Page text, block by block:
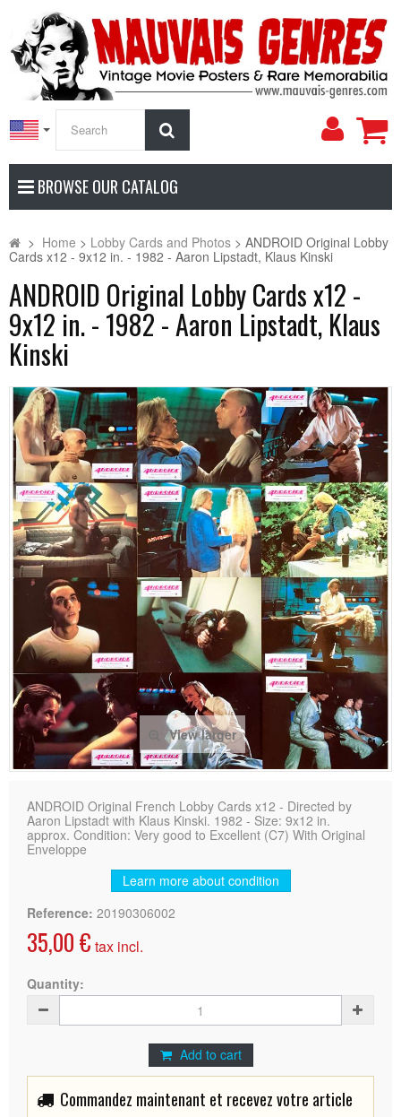
My
BROWSE OUR CATALOG
> Home > Lobby Cards and Photos > ANDROID Original Lobby
Cards x12 - 9x12 in. - 1982 - Aaron Lipstadt, Klaus Kinski
ANDROID Original Lobby Cards x12 -
9x12 in. - 1982 - Aaron Lipstadt, Klaus
Kinski
View larger
ANDROID Original French Lobby Cards x12 - Directed by
Aaron Lipstadt with Klaus Kinski. 1982 - Size: 9x12 in.
approx. Condition: Very good to Excellent (C7) With Original
Enveloppe
Learn more about condition
Reference: 20190306002
35,00 € tax incl.
Quantity:
Add to cart
Commandez maintenant et recevez votre article